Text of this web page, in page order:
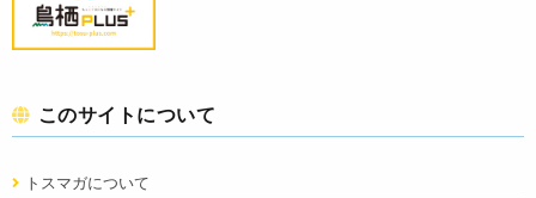
このサイトについて
トスマガについて